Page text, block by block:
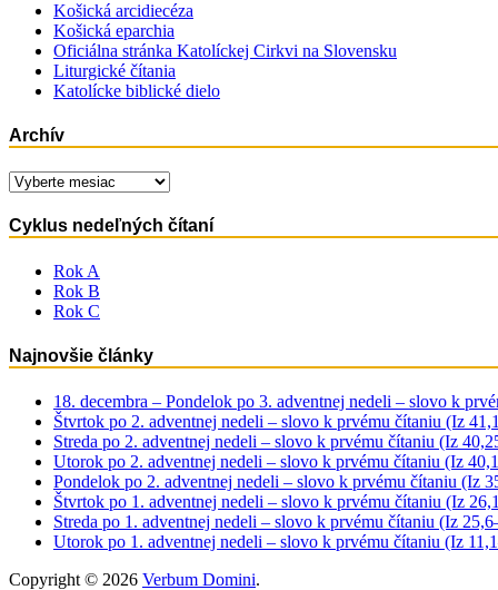
Košická arcidiecéza
Košická eparchia
Oficiálna stránka Katolíckej Cirkvi na Slovensku
Liturgické čítania
Katolícke biblické dielo
Archív
Archív
Cyklus nedeľných čítaní
Rok A
Rok B
Rok C
Najnovšie články
18. decembra – Pondelok po 3. adventnej nedeli – slovo k
Štvrtok po 2. adventnej nedeli – slovo k prvému čítaniu (Iz
Streda po 2. adventnej nedeli – slovo k prvému čítaniu (Iz
Utorok po 2. adventnej nedeli – slovo k prvému čítaniu (Iz
Pondelok po 2. adventnej nedeli – slovo k prvému čítaniu (Iz
Štvrtok po 1. adventnej nedeli – slovo k prvému čítaniu (Iz
Streda po 1. adventnej nedeli – slovo k prvému čítaniu (Iz
Utorok po 1. adventnej nedeli – slovo k prvému čítaniu (Iz
Copyright © 2026 Verbum Domini.